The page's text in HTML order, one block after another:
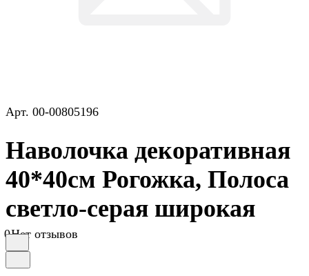
Арт. 00-00805196
Наволочка декоративная
40*40см Рогожка, Полоса
светло-серая широкая
0Нет отзывов